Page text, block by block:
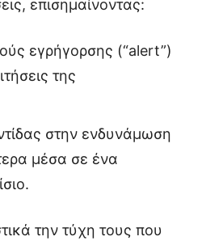
επισημαίνοντας:
εγρήγορσης (“alert”)
της
στην ενδυνάμωση
μέσα σε ένα
την τύχη τους που